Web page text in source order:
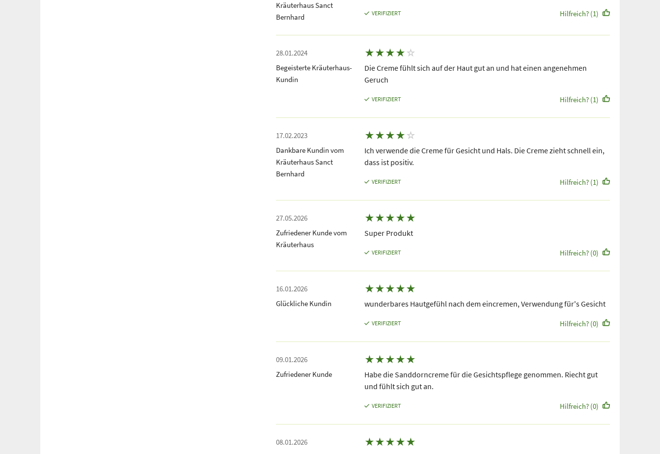
Kräuterhaus Sanct
Bernhard
VERIFIZIERT Hilfreich? (1)
28.01.2024
Begeisterte Kräuterhaus-
Kundin
★★★★ ☆
Die Creme fühlt sich auf der Haut gut an und hat einen angenehmen
Geruch
VERIFIZIERT Hilfreich? (1)
17.02.2023
Dankbare Kundin vom
Kräuterhaus Sanct
Bernhard
★★★★ ☆
Ich verwende die Creme für Gesicht und Hals. Die Creme zieht schnell ein,
dass ist positiv.
VERIFIZIERT Hilfreich? (1)
27.05.2026
Zufriedener Kunde vom
Kräuterhaus
★★★★★
Super Produkt
VERIFIZIERT Hilfreich? (0)
16.01.2026
Glückliche Kundin
★★★★★
wunderbares Hautgefühl nach dem eincremen, Verwendung für's Gesicht
VERIFIZIERT Hilfreich? (0)
09.01.2026
Zufriedener Kunde
★★★★★
Habe die Sanddorncreme für die Gesichtspflege genommen. Riecht gut
und fühlt sich gut an.
VERIFIZIERT Hilfreich? (0)
08.01.2026
★★★★★